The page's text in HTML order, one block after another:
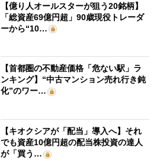
【億り人オールスターが狙う20銘柄】
「総資産69億円超」90歳現役トレーダ
ーから“10…
【首都圏の不動産価格「危ない駅」ラ
ンキング】“中古マンション売れ行き鈍
化”のワー…
【キオクシアが「配当」導入へ】それ
でも資産10億円超の配当株投資の達人
が「買う…